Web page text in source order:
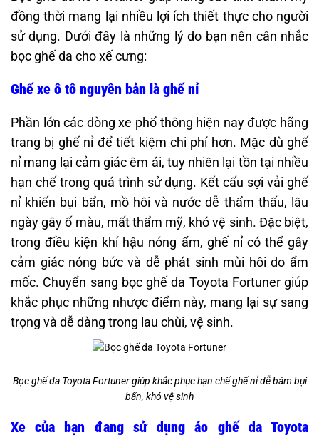
đồng thời mang lại nhiều lợi ích thiết thực cho người
sử dụng. Dưới đây là những lý do bạn nên cân nhắc
bọc ghế da cho xế cưng:
Ghế xe ô tô nguyên bản là ghế nỉ
Phần lớn các dòng xe phổ thông hiện nay được hãng
trang bị ghế nỉ để tiết kiệm chi phí hơn. Mặc dù ghế
nỉ mang lại cảm giác êm ái, tuy nhiên lại tồn tại nhiều
hạn chế trong quá trình sử dụng. Kết cấu sợi vải ghế
nỉ khiến bụi bẩn, mồ hôi và nước dễ thẩm thấu, lâu
ngày gây ố màu, mất thẩm mỹ, khó vệ sinh. Đặc biệt,
trong điều kiện khí hậu nóng ẩm, ghế nỉ có thể gây
cảm giác nóng bức và dễ phát sinh mùi hôi do ẩm
mốc. Chuyển sang bọc ghế da Toyota Fortuner giúp
khắc phục những nhược điểm này, mang lại sự sang
trọng và dễ dàng trong lau chùi, vệ sinh.
Bọc ghế da Toyota Fortuner giúp khắc phục hạn chế ghế nỉ dễ bám bụi
bẩn, khó vệ sinh
Xe của bạn đang sử dụng áo ghế da Toyota